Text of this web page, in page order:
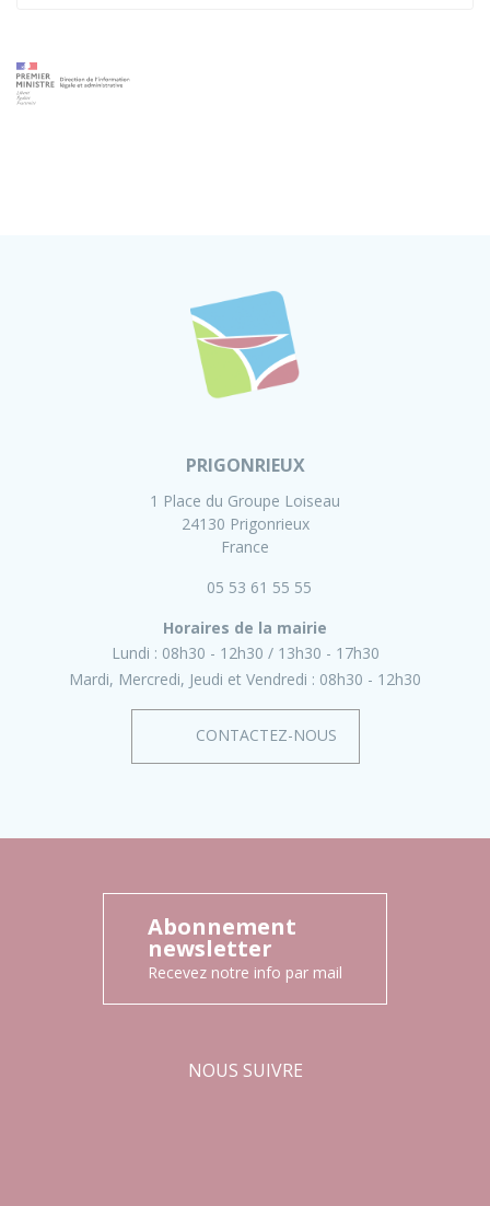
PRIGONRIEUX
1 Place du Groupe Loiseau
24130 Prigonrieux
France
05 53 61 55 55
Horaires de la mairie
Lundi : 08h30 - 12h30
13h30 - 17h30
Mardi, Mercredi, Jeudi et Vendredi : 08h30 - 12h30
CONTACTEZ-NOUS
Abonnement
newsletter
Recevez notre info par mail
NOUS SUIVRE